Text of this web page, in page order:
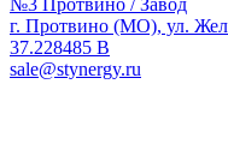
№3 Протвино / Завод
г. Протвино (МО), ул.
37.228485 В
sale@stynergy.ru